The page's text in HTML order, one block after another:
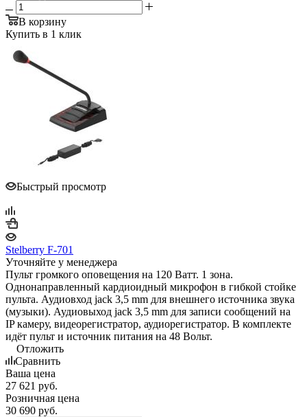
В корзину
Купить в 1 клик
Быстрый просмотр
Stelberry F-701
Уточняйте у менеджера
Пульт громкого оповещения на 120 Ватт. 1 зона.
Однонаправленный кардиоидный микрофон в гибкой стойке
пульта. Аудиовход jack 3,5 mm для внешнего источника звука
(музыки). Аудиовыход jack 3,5 mm для записи сообщений на
IP камеру, видеорегистратор, аудиорегистратор. В комплекте
идёт пульт и источник питания на 48 Вольт.
Отложить
Сравнить
Ваша цена
27 621 руб.
Розничная цена
30 690 руб.